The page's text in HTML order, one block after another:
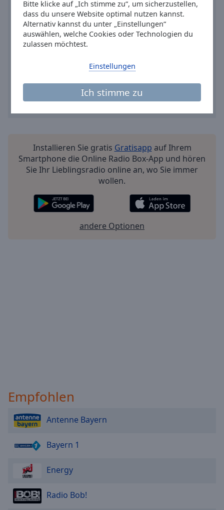
Bitte klicke auf „Ich stimme zu“, um sicherzustellen,
dass du unsere Website optimal nutzen kannst.
Alternativ kannst du unter „Einstellungen“
auswählen, welche Cookies oder Technologien du
zulassen möchtest.
Ich stimme zu
Einstellungen
window.
Installieren Sie gratis Gratisapp auf Ihrem
Smartphone die Online Radio Box-App und hören
Sie Ihr Lieblingsradio online an, wo Sie immer
wollen.
andere Optionen
Empfohlen
Antenne Bayern
Bayern 1
Energy
Radio Bob!